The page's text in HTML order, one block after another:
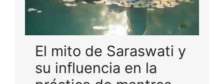
El mito de Saraswati y
su influencia en la